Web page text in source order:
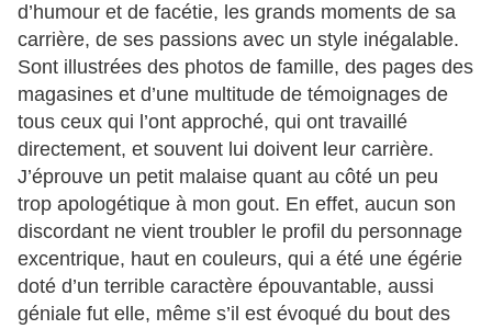
d’humour et de facétie, les grands moments de sa
carrière, de ses passions avec un style inégalable.
Sont illustrées des photos de famille, des pages des
magasines et d’une multitude de témoignages de
tous ceux qui l’ont approché, qui ont travaillé
directement, et souvent lui doivent leur carrière.
J’éprouve un petit malaise quant au côté un peu
trop apologétique à mon gout. En effet, aucun son
discordant ne vient troubler le profil du personnage
excentrique, haut en couleurs, qui a été une égérie
doté d’un terrible caractère épouvantable, aussi
géniale fut elle, même s’il est évoqué du bout des